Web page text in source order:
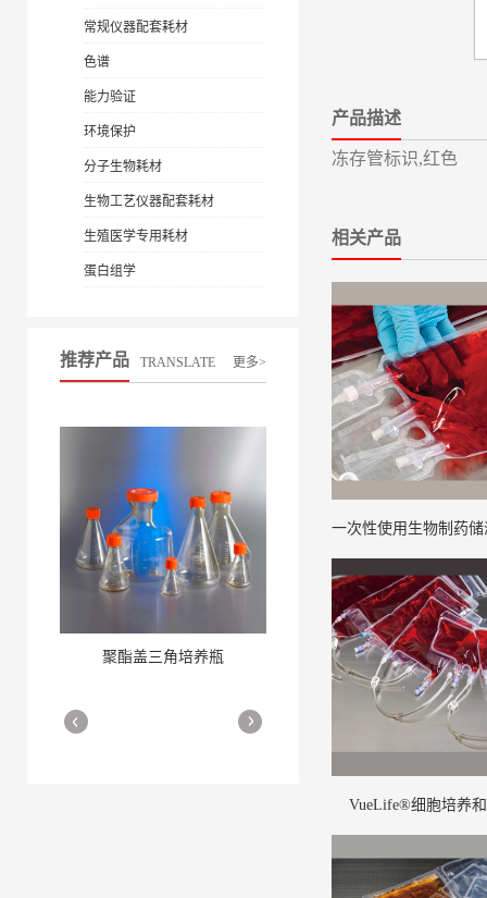
常规仪器配套耗材
色谱
能力验证
环境保护
分子生物耗材
生物工艺仪器配套耗材
生殖医学专用耗材
蛋白组学
推荐产品 TRANSLATE 更多>
聚酯盖三角培养瓶
三角培养瓶
More
产品描述
冻存管标识,红色
相关产品
一次性使用生物制药储
mL至3,000 L一次性使
VueLife®细胞培养